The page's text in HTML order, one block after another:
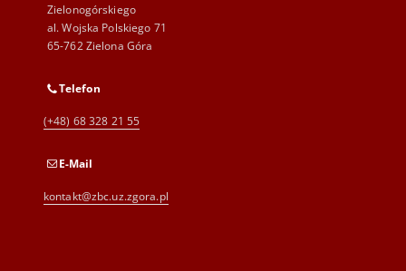
Zielonogórskiego
al. Wojska Polskiego 71
65-762 Zielona Góra
Telefon
(+48) 68 328 21 55
E-Mail
kontakt@zbc.uz.zgora.pl